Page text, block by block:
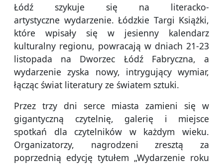
Łódź szykuje się na literacko-
artystyczne wydarzenie. Łódzkie Targi Książki,
które wpisały się w jesienny kalendarz
kulturalny regionu, powracają w dniach 21-23
listopada na Dworzec Łódź Fabryczna, a
wydarzenie zyska nowy, intrygujący wymiar,
łącząc świat literatury ze światem sztuki.
Przez trzy dni serce miasta zamieni się w
gigantyczną czytelnię, galerię i miejsce
spotkań dla czytelników w każdym wieku.
Organizatorzy, nagrodzeni zresztą za
poprzednią edycję tytułem „Wydarzenie roku